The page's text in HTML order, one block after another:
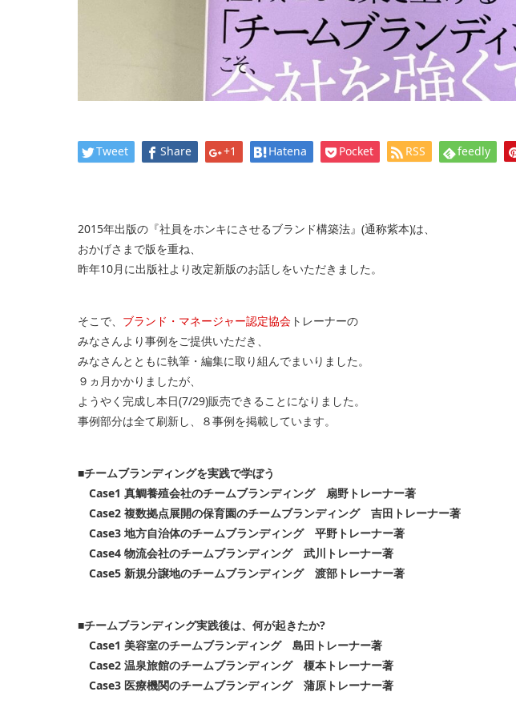
Tweet Share +1 Hatena Pocket RSS feedly
2015年出版の『社員をホンキにさせるブランド構築法』(通称紫本)は、
おかげさまで版を重ね、
昨年10月に出版社より改定新版のお話しをいただきました。
そこで、 ブランド・マネージャー認定協会 トレーナーの
みなさんより事例をご提供いただき、
みなさんとともに執筆・編集に取り組んでまいりました。
９ヵ月かかりましたが、
ようやく完成し本日(7/29)販売できることになりました。
事例部分は全て刷新し、８事例を掲載しています。
■チームブランディングを実践で学ぼう
Case1 真鯛養殖会社のチームブランディング 扇野トレーナー著
Case2 複数拠点展開の保育園のチームブランディング 吉田トレーナー著
Case3 地方自治体のチームブランディング 平野トレーナー著
Case4 物流会社のチームブランディング 武川トレーナー著
Case5 新規分譲地のチームブランディング 渡部トレーナー著
■チームブランディング実践後は、何が起きたか?
Case1 美容室のチームブランディング 島田トレーナー著
Case2 温泉旅館のチームブランディング 榎本トレーナー著
Case3 医療機関のチームブランディング 蒲原トレーナー著